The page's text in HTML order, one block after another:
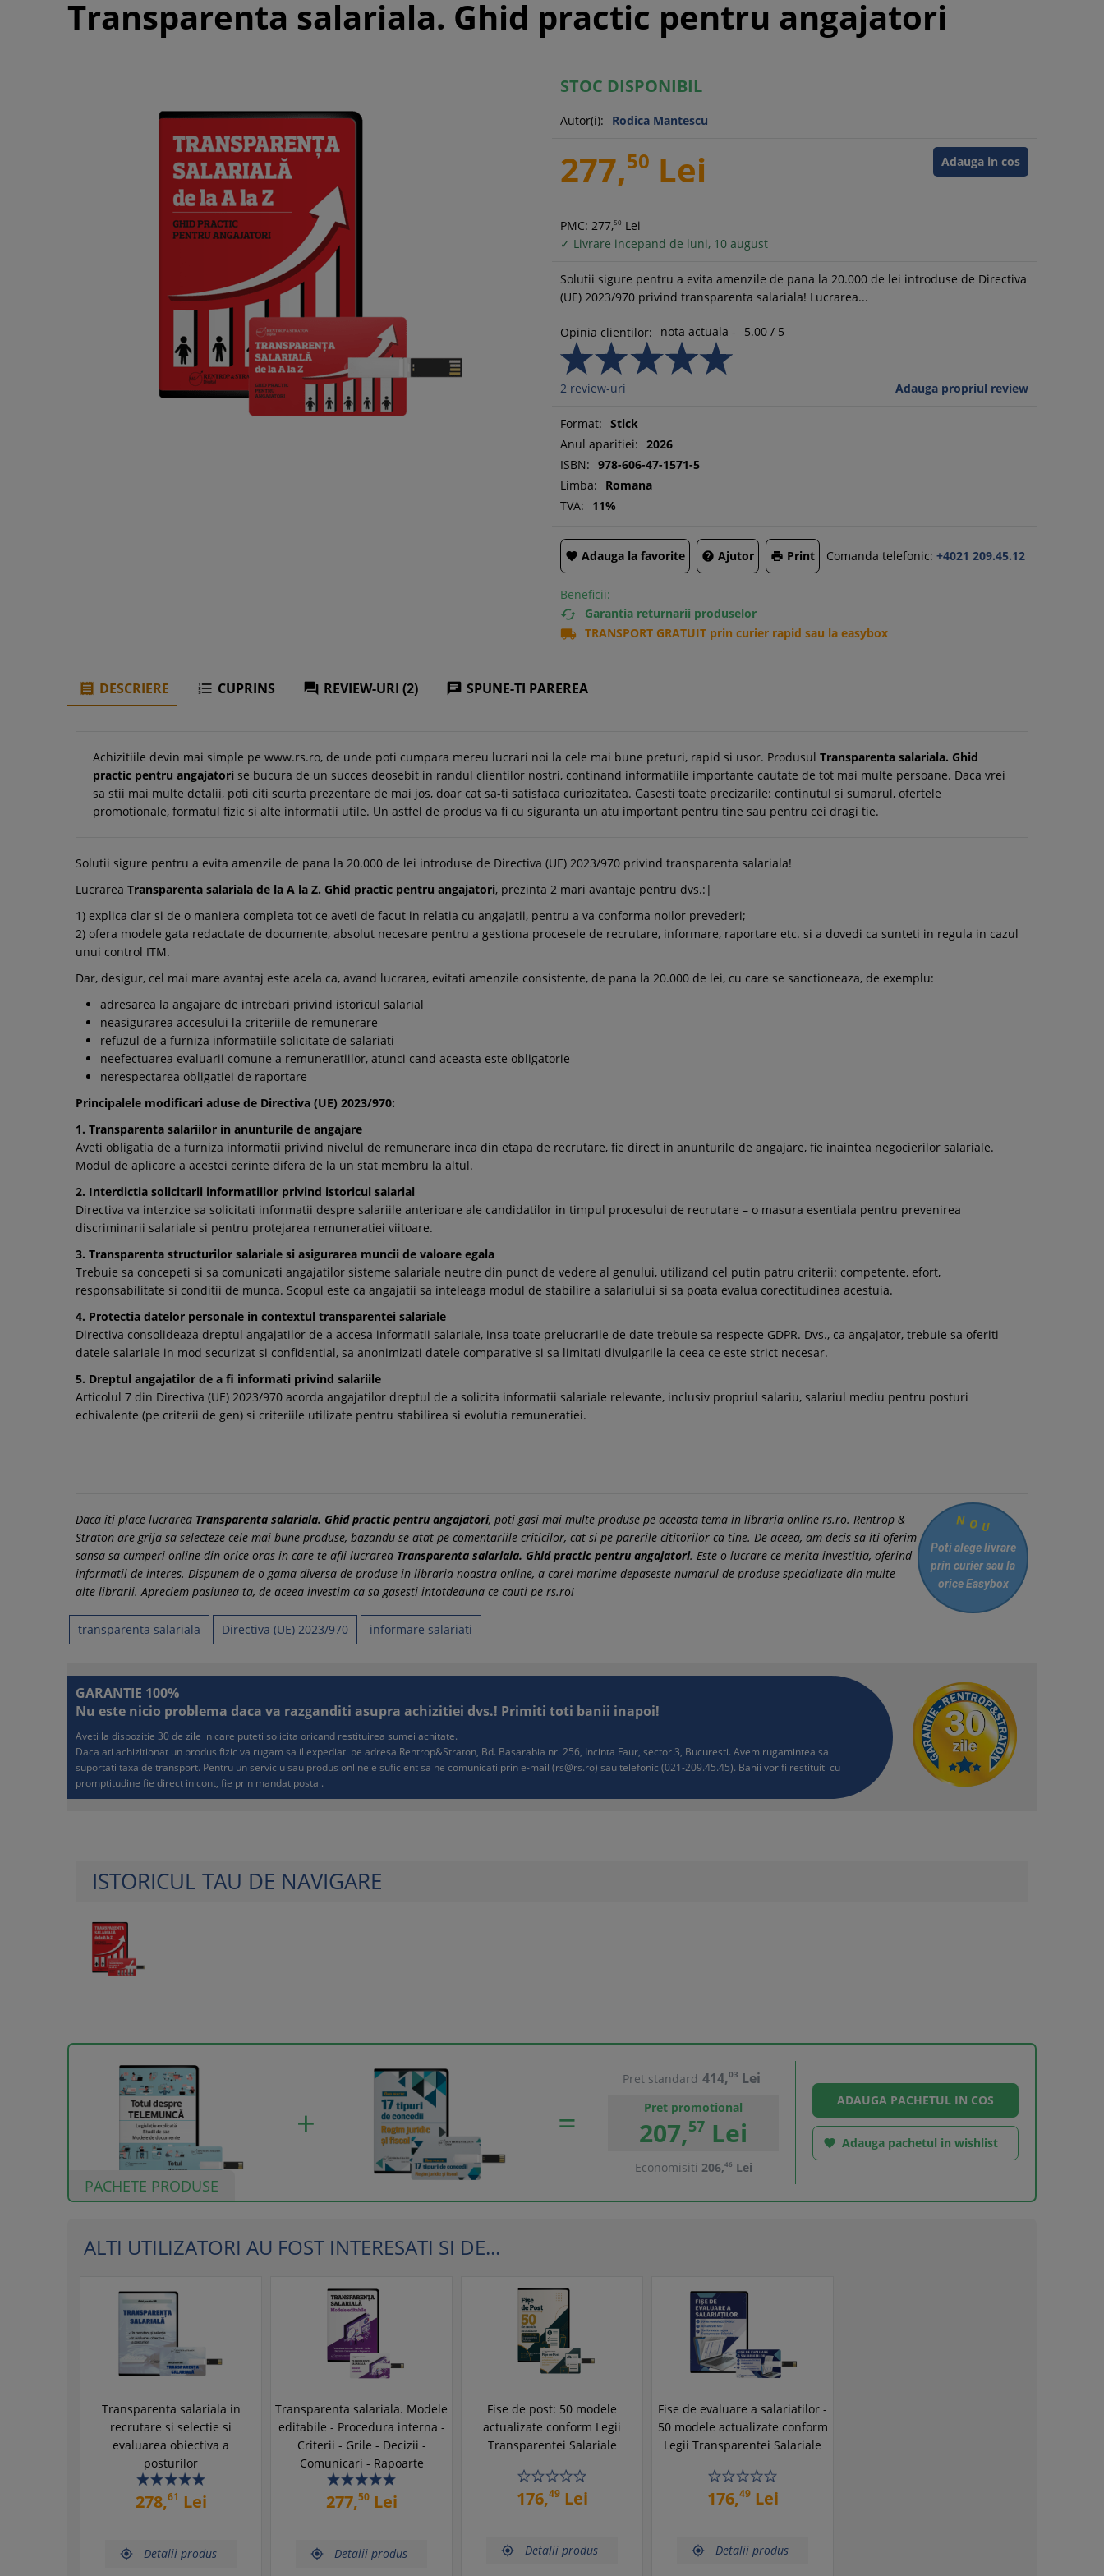
Transparenta salariala. Ghid practic pentru angajatori
STOC DISPONIBIL
Autor(i): Rodica Mantescu
Adauga in cos
277,50 Lei
PMC: 277,50 Lei
✓ Livrare incepand de luni, 10 august
Solutii sigure pentru a evita amenzile de pana la 20.000 de lei introduse de Directiva
(UE) 2023/970 privind transparenta salariala! Lucrarea...
Opinia clientilor: nota actuala - 5.00 / 5
2 review-uri Adauga propriul review
Format: Stick
Anul aparitiei: 2026
ISBN: 978-606-47-1571-5
Limba:
Romana
TVA:
11%
 Adauga la favorite  Ajutor  Print Comanda telefonic: +4021 209.45.12
Beneficii:
 Garantia returnarii produselor
 TRANSPORT GRATUIT prin curier rapid sau la easybox
 DESCRIERE  CUPRINS  REVIEW-URI (2)  SPUNE-TI PAREREA
Achizitiile devin mai simple pe www.rs.ro, de unde poti cumpara mereu lucrari noi la cele mai bune preturi, rapid si usor. Produsul Transparenta salariala. Ghid
practic pentru angajatori se bucura de un succes deosebit in randul clientilor nostri, continand informatiile importante cautate de tot mai multe persoane. Daca vrei
sa stii mai multe detalii, poti citi scurta prezentare de mai jos, doar cat sa-ti satisfaca curiozitatea. Gasesti toate precizarile: continutul si sumarul, ofertele
promotionale, formatul fizic si alte informatii utile. Un astfel de produs va fi cu siguranta un atu important pentru tine sau pentru cei dragi tie.
Solutii sigure pentru a evita amenzile de pana la 20.000 de lei introduse de Directiva (UE) 2023/970 privind transparenta salariala!
Lucrarea Transparenta salariala de la A la Z. Ghid practic pentru angajatori, prezinta 2 mari avantaje pentru dvs.:|
1) explica clar si de o maniera completa tot ce aveti de facut in relatia cu angajatii, pentru a va conforma noilor prevederi;
2) ofera modele gata redactate de documente, absolut necesare pentru a gestiona procesele de recrutare, informare, raportare etc. si a dovedi ca sunteti in regula in cazul
unui control ITM.
Dar, desigur, cel mai mare avantaj este acela ca, avand lucrarea, evitati amenzile consistente, de pana la 20.000 de lei, cu care se sanctioneaza, de exemplu:
adresarea la angajare de intrebari privind istoricul salarial
neasigurarea accesului la criteriile de remunerare
refuzul de a furniza informatiile solicitate de salariati
neefectuarea evaluarii comune a remuneratiilor, atunci cand aceasta este obligatorie
nerespectarea obligatiei de raportare
Principalele modificari aduse de Directiva (UE) 2023/970:
1. Transparenta salariilor in anunturile de angajare
Aveti obligatia de a furniza informatii privind nivelul de remunerare inca din etapa de recrutare, fie direct in anunturile de angajare, fie inaintea negocierilor salariale.
Modul de aplicare a acestei cerinte difera de la un stat membru la altul.
2. Interdictia solicitarii informatiilor privind istoricul salarial
Directiva va interzice sa solicitati informatii despre salariile anterioare ale candidatilor in timpul procesului de recrutare – o masura esentiala pentru prevenirea
discriminarii salariale si pentru protejarea remuneratiei viitoare.
3. Transparenta structurilor salariale si asigurarea muncii de valoare egala
Trebuie sa concepeti si sa comunicati angajatilor sisteme salariale neutre din punct de vedere al genului, utilizand cel putin patru criterii: competente, efort,
responsabilitate si conditii de munca. Scopul este ca angajatii sa inteleaga modul de stabilire a salariului si sa poata evalua corectitudinea acestuia.
4. Protectia datelor personale in contextul transparentei salariale
Directiva consolideaza dreptul angajatilor de a accesa informatii salariale, insa toate prelucrarile de date trebuie sa respecte GDPR. Dvs., ca angajator, trebuie sa oferiti
datele salariale in mod securizat si confidential, sa anonimizati datele comparative si sa limitati divulgarile la ceea ce este strict necesar.
5. Dreptul angajatilor de a fi informati privind salariile
Articolul 7 din Directiva (UE) 2023/970 acorda angajatilor dreptul de a solicita informatii salariale relevante, inclusiv propriul salariu, salariul mediu pentru posturi
echivalente (pe criterii de gen) si criteriile utilizate pentru stabilirea si evolutia remuneratiei.
Daca iti place lucrarea Transparenta salariala. Ghid practic pentru angajatori, poti gasi mai multe produse pe aceasta tema in libraria online rs.ro. Rentrop &
Straton are grija sa selecteze cele mai bune produse, bazandu-se atat pe comentariile criticilor, cat si pe parerile cititorilor ca tine. De aceea, am decis sa iti oferim
sansa sa cumperi online din orice oras in care te afli lucrarea Transparenta salariala. Ghid practic pentru angajatori. Este o lucrare ce merita investitia, oferind
informatii de interes. Dispunem de o gama diversa de produse in libraria noastra online, a carei marime depaseste numarul de produse specializate din multe
alte librarii. Apreciem pasiunea ta, de aceea investim ca sa gasesti intotdeauna ce cauti pe rs.ro!
N O U
Poti alege livrare
prin curiersau la
orice Easybox
transparenta salariala Directiva (UE) 2023/970 informare salariati
GARANTIE 100%
Nu este nicio problema daca va razganditi asupra achizitiei dvs.! Primiti toti banii inapoi!
Aveti la dispozitie 30 de zile in care puteti solicita oricand restituirea sumei achitate.
Daca ati achizitionat un produs fizic va rugam sa il expediati pe adresa Rentrop&Straton, Bd. Basarabia nr. 256, Incinta Faur, sector 3, Bucuresti. Avem rugamintea sa
suportati taxa de transport. Pentru un serviciu sau produs online e suficient sa ne comunicati prin e-mail (rs@rs.ro) sau telefonic (021-209.45.45). Banii vor fi restituiti cu
promptitudine fie direct in cont, fie prin mandat postal.
ISTORICUL TAU DE NAVIGARE
PACHETE PRODUSE
Pret standard 414,03 Lei
Pret promotional
207,57 Lei
Economisiti 206,46 Lei
 Adauga pachetul in wishlist
ALTI UTILIZATORI AU FOST INTERESATI SI DE...
Transparenta salariala in
recrutare si selectie si
evaluarea obiectiva a
posturilor
278,61 Lei
 Detalii produs
Transparenta salariala. Modele
editabile - Procedura interna -
Criterii - Grile - Decizii -
Comunicari - Rapoarte
277,50Lei
 Detalii produs
Fise de post: 50 modele
actualizate conform Legii
Transparentei Salariale
176,49Lei
 Detalii produs
Fise de evaluare a salariatilor -
50 modele actualizate conform
Legii Transparentei Salariale
176,49Lei
 Detalii produs